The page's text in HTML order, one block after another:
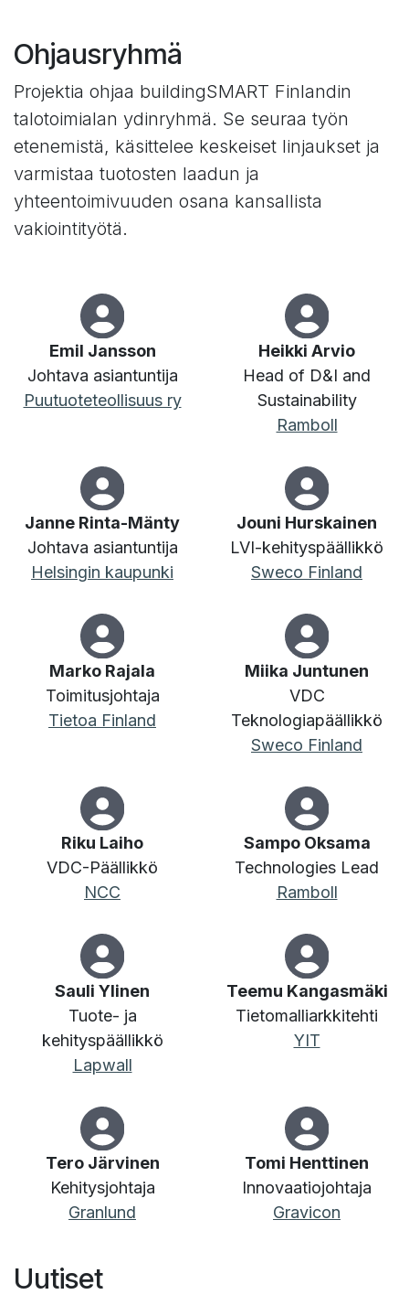
Ohjausryhmä
Projektia ohjaa buildingSMART Finlandin
talotoimialan ydinryhmä. Se seuraa työn
etenemistä, käsittelee keskeiset linjaukset ja
varmistaa tuotosten laadun ja
yhteentoimivuuden osana kansallista
vakiointityötä.
Emil Jansson
Johtava asiantuntija
Puutuoteteollisuus ry
Heikki Arvio
Head of D&I and
Sustainability
Ra​mboll
Janne Rinta-Mänty
Johtava asiantuntija
Helsingin kaupunki
Jouni Hurskainen
LVI-kehityspäällikkö
Sweco Finland
Marko Rajala
Toimitusjohtaja
Tietoa Finland
Miika Juntunen
VDC
Teknologiapäällikkö
Sweco Finland
Riku Laiho
VDC-Päällikkö
NCC
Sampo Oksama
Technologies Lead
Ramboll
Sauli Ylinen
Tuote- ja
kehityspäällikkö
Lapwall
Teemu Kangasmäki
Tietomalliarkkitehti
YIT
Tero Järvinen
Kehitysjohtaja
Granlund
Tomi Henttinen
Innovaatiojohtaja
Gravicon
Uutis​​et